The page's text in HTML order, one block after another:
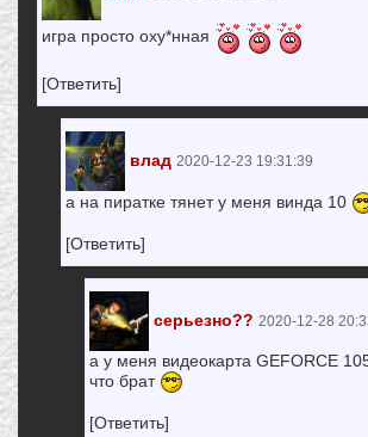
игра просто оху*нная
[Ответить]
влад 2020-12-23 19:31:39
а на пиратке тянет у меня винда 10
[Ответить]
серьезно?? 2020-12-28
а у меня видеокарта GEFORCE
что брат
[Ответить]